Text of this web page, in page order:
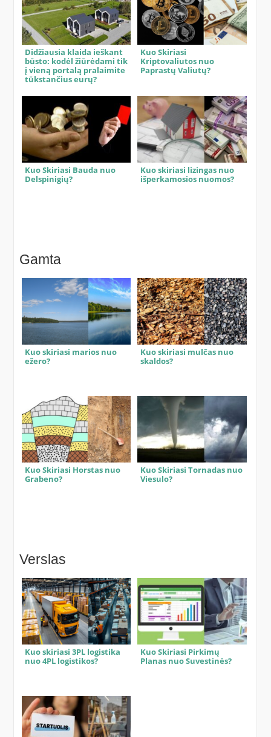
Didžiausia klaida ieškant
būsto: kodėl žiūrėdami tik
į vieną portalą pralaimite
tūkstančius eurų?
Kuo Skiriasi
Kriptovaliutos nuo
Paprastų Valiutų?
Kuo Skiriasi Bauda nuo
Delspinigių?
Kuo skiriasi lizingas nuo
išperkamosios nuomos?
Gamta
Kuo skiriasi marios nuo
ežero?
Kuo skiriasi mulčas nuo
skaldos?
Kuo Skiriasi Horstas nuo
Grabeno?
Kuo Skiriasi Tornadas nuo
Viesulo?
Verslas
Kuo skiriasi 3PL logistika
nuo 4PL logistikos?
Kuo Skiriasi Pirkimų
Planas nuo Suvestinės?